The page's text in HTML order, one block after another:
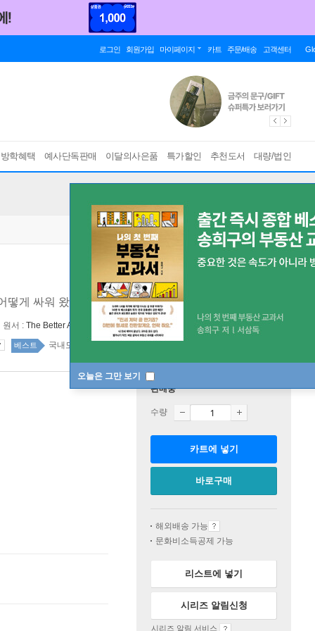
로그인 회원가입 마이페이지 카트 주문/배송 고객센터
학혜택 예사단독판매 이달의사은품 특가할인 추천도서 대량/법인
오늘은 그만 보기
떻게 싸워 왔는가
원서 : The Better Angels of Our Nature
베스트 국내도서 top20 1주
판매중
수량
카트에 넣기
바로구매
해외배송 가능
문화비소득공제 가능
리스트에 넣기
시리즈 알림신청
시리즈 알림 서비스